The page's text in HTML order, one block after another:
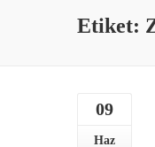
Etiket:
09
Haz